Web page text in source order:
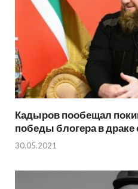
Кадыров пообещал
победы блогера в драке
30.05.2021